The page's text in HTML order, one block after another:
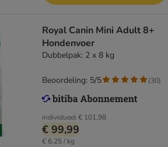
Royal Canin Mini Adult 8+
Hondenvoer
Dubbelpak: 2 x 8 kg
individueel€ 101,98
€ 99,99
€ 6,25 / kg
Beoordeling: 5/5 (30)